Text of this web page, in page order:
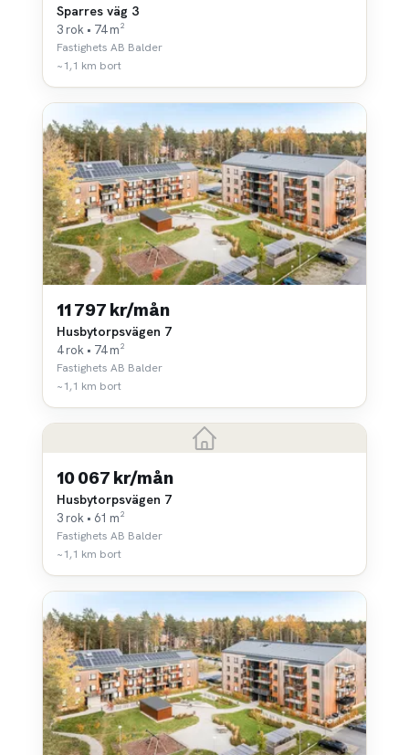
Sparres väg 3
3 rok • 74 m²
Fastighets AB Balder
~1,1 km bort
11 797 kr/mån
Husbytorpsvägen 7
4 rok • 74 m²
Fastighets AB Balder
~1,1 km bort
10 067 kr/mån
Husbytorpsvägen 7
3 rok • 61 m²
Fastighets AB Balder
~1,1 km bort